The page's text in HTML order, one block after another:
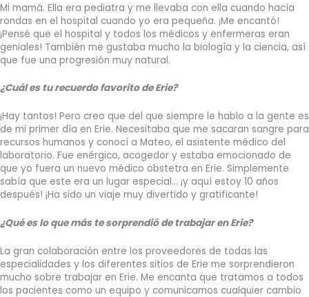
Mi mamá. Ella era pediatra y me llevaba con ella cuando hacía
rondas en el hospital cuando yo era pequeña. ¡Me encantó!
¡Pensé que el hospital y todos los médicos y enfermeras eran
geniales! También me gustaba mucho la biología y la ciencia, así
que fue una progresión muy natural.
¿Cuál es tu recuerdo favorito de Erie?
¡Hay tantos! Pero creo que del que siempre le hablo a la gente es
de mi primer día en Erie. Necesitaba que me sacaran sangre para
recursos humanos y conocí a Mateo, el asistente médico del
laboratorio. Fue enérgico, acogedor y estaba emocionado de
que yo fuera un nuevo médico obstetra en Erie. Simplemente
sabía que este era un lugar especial... ¡y aquí estoy 10 años
después! ¡Ha sido un viaje muy divertido y gratificante!
¿Qué es lo que más te sorprendió de trabajar en Erie?
La gran colaboración entre los proveedores de todas las
especialidades y los diferentes sitios de Erie me sorprendieron
mucho sobre trabajar en Erie. Me encanta que tratamos a todos
los pacientes como un equipo y comunicamos cualquier cambio